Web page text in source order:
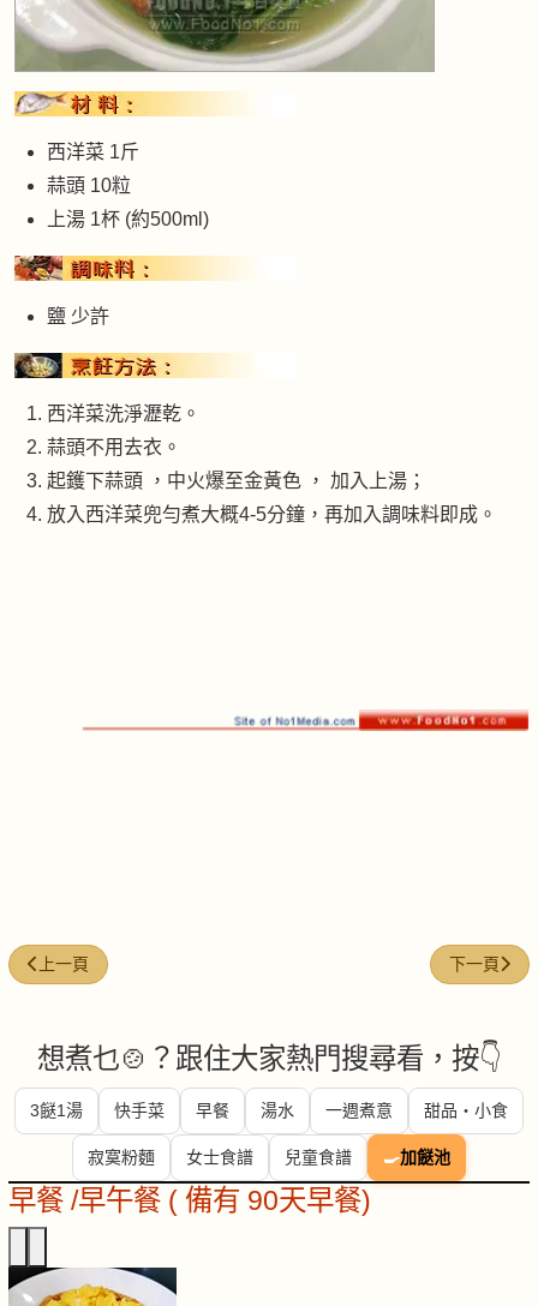
西洋菜 1斤
蒜頭 10粒
上湯 1杯 (約500ml)
鹽 少許
西洋菜洗淨瀝乾。
蒜頭不用去衣。
起鑊下蒜頭 ，中火爆至金黃色 ， 加入上湯；
放入西洋菜兜勻煮大概4-5分鐘，再加入調味料即成。
上一篇文章: 腐乳炒通菜
上一頁 下一篇文章
下一頁
想煮乜🍲？跟住大家熱門搜尋看，按👇
3餸1湯 快手菜 早餐 湯水 一週煮意 甜品・小食
寂寞粉麵 女士食譜 兒童食譜 🍳加餸池
早餐 /早午餐 ( 備有 90天早餐)